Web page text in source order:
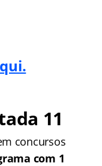
11
concursos
com 1